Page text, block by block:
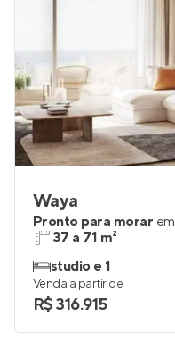
Waya
Pronto para morar em
37 a 71 m²
studio e 1
Venda a partir de
R$ 316.915